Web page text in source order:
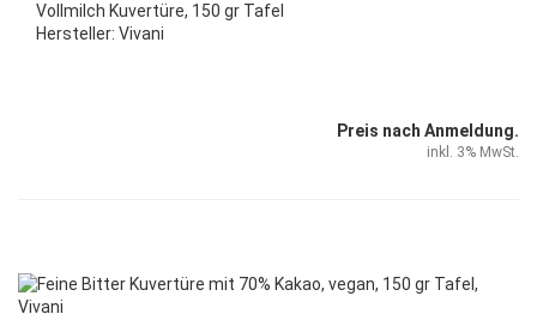
Vollmilch Kuvertüre, 150 gr Tafel
Hersteller: Vivani
Preis nach Anmeldung.
inkl. 3% MwSt.